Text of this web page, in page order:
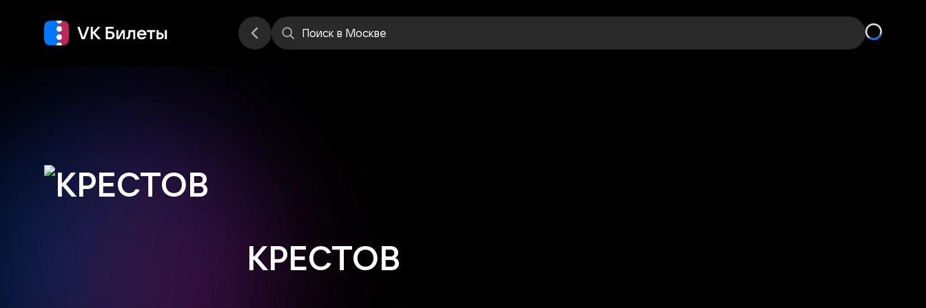
Поиск в Москве
КРЕСТОВ